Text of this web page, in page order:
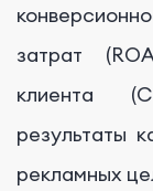
затрат
клиента
результаты
рекламных